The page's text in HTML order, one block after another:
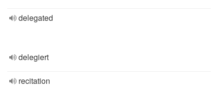
delegated
delegiert
recitation